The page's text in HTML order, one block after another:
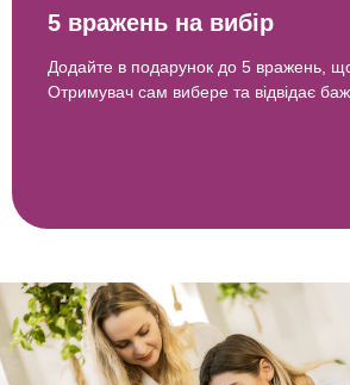
5 вражень на вибір
Додайте в подарунок до 5 вражень,
Отримувач сам вибере та відвідає